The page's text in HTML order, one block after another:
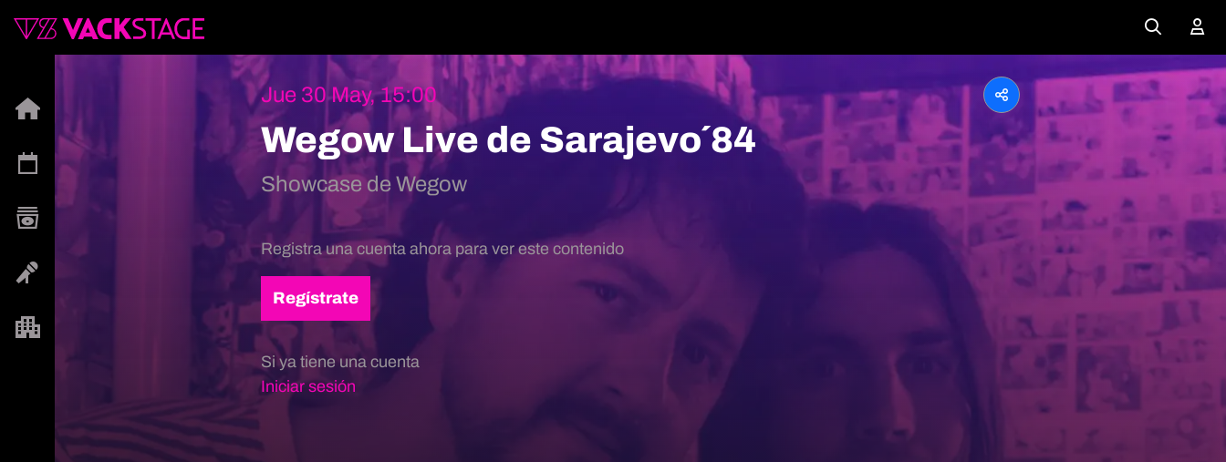
Jue 30 May, 15:00
Wegow Live de Sarajevo´84
Showcase de Wegow
Registra una cuenta ahora para ver este contenido
Regístrate
Si ya tiene una cuenta
Iniciar sesión